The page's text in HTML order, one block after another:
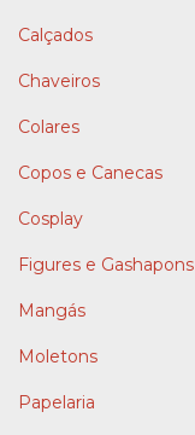
Calçados
Chaveiros
Colares
Copos e Canecas
Cosplay
Figures e Gashapons
Mangás
Moletons
Papelaria